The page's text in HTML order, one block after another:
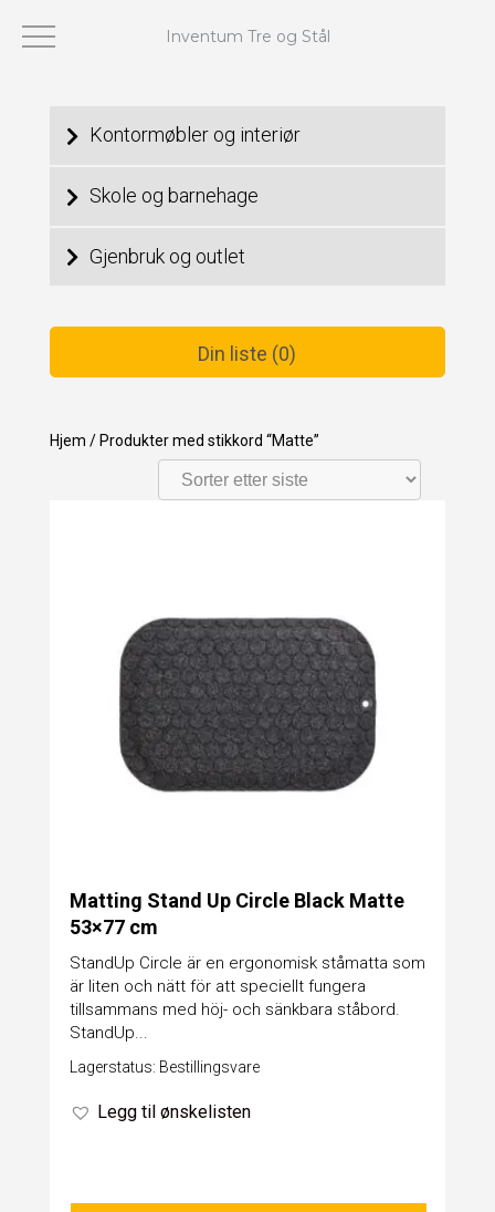
Kontormøbler og interiør
Skole og barnehage
Gjenbruk og outlet
Din liste (0)
Hjem /Produkter med stikkord “Matte”
Matting Stand Up Circle Black Matte
53×77 cm
StandUp Circle är en ergonomisk ståmatta som
är liten och nätt för att speciellt fungera
tillsammans med höj- och sänkbara ståbord.
StandUp...
Lagerstatus: Bestillingsvare
Legg til ønskelisten
Inventum Tre og Stål